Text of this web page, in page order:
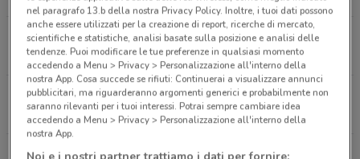
Via Fabio Filzi N.8 Catania
401 m
Via G.leopardi N.88 Catania
2.4 km
Via Sebastiano Catania, 312 Catania
nel paragrafo 13.b della nostra Privacy Policy. Inoltre, i tuoi dati possono
anche essere utilizzati per la creazione di report, ricerche di mercato,
scientifiche e statistiche, analisi basate sulla posizione e analisi delle
tendenze. Puoi modificare le tue preferenze in qualsiasi momento
accedendo a Menu > Privacy > Personalizzazione all'interno della
nostra App. Cosa succede se rifiuti: Continuerai a visualizzare annunci
pubblicitari, ma riguarderanno argomenti generici e probabilmente non
saranno rilevanti per i tuoi interessi. Potrai sempre cambiare idea
accedendo a Menu > Privacy > Personalizzazione all'interno della
nostra App.